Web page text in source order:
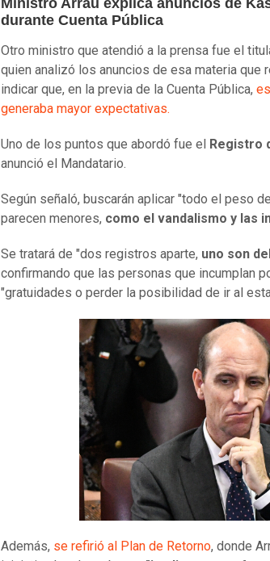
Ministro Arrau explica anuncios de
durante Cuenta Pública
Otro ministro que atendió a la prensa fue el
quien analizó los anuncios de esa materia que
indicar que, en la previa de la Cuenta Pública,
generaba mayor expectativas.
Uno de los puntos que abordó fue el Registro
anunció el Mandatario.
Según señaló, buscarán aplicar "todo el peso
parecen menores, como el vandalismo y las
Se tratará de "dos registros aparte, uno son
confirmando que las personas que incumplan
"gratuidades o perder la posibilidad de ir al
Además, se refirió al Plan de Retorno, donde